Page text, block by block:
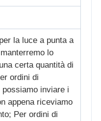
la luce a punta a
lo
certa quantità di
ordini di
possiamo inviare i
appena riceviamo
Per ordini di